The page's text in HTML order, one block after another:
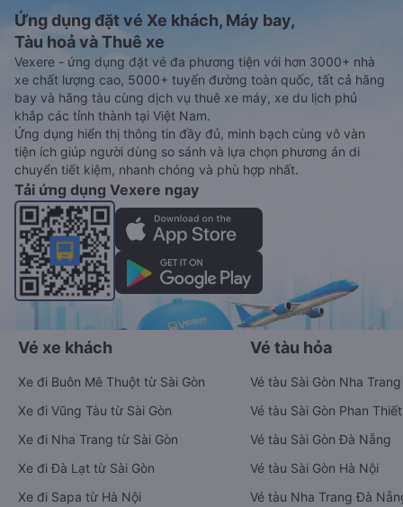
Ứng dụng đặt vé Xe khách, Máy bay,
Tàu hoả và Thuê xe
Vexere - ứng dụng đặt vé đa phương tiện với hơn 3000+ nhà
xe chất lượng cao, 5000+ tuyến đường toàn quốc, tất cả hãng
bay và hãng tàu cùng dịch vụ thuê xe máy, xe du lịch phủ
khắp các tỉnh thành tại Việt Nam.
Ứng dụng hiển thị thông tin đầy đủ, minh bạch cùng vô vàn
tiện ích giúp người dùng so sánh và lựa chọn phương án di
chuyển tiết kiệm, nhanh chóng và phù hợp nhất.
Tải ứng dụng Vexere ngay
Vé xe khách
Xe đi Buôn Mê Thuột từ Sài Gòn
Xe đi Vũng Tàu từ Sài Gòn
Xe đi Nha Trang từ Sài Gòn
Xe đi Đà Lạt từ Sài Gòn
Xe đi Sapa từ Hà Nội
Vé tàu hỏa
Vé tàu Sài Gòn Nha Trang
Vé tàu Sài Gòn Phan Thiết
Vé tàu Sài Gòn Đà Nẵng
Vé tàu Sài Gòn Hà Nội
Vé tàu Nha Trang Đà